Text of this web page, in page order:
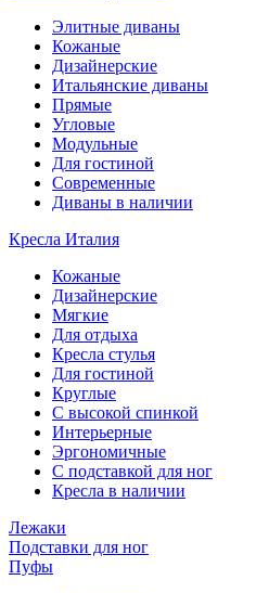
Элитные диваны
Кожаные
Дизайнерские
Итальянские диваны
Прямые
Угловые
Модульные
Для гостиной
Современные
Диваны в наличии
Кресла Италия
Кожаные
Дизайнерские
Мягкие
Для отдыха
Кресла стулья
Для гостиной
Круглые
С высокой спинкой
Интерьерные
Эргономичные
С подставкой для ног
Кресла в наличии
Лежаки
Подставки для ног
Пуфы